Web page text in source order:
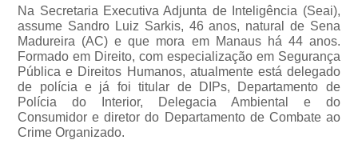
Na Secretaria Executiva Adjunta de Inteligência (Seai),
assume Sandro Luiz Sarkis, 46 anos, natural de Sena
Madureira (AC) e que mora em Manaus há 44 anos.
Formado em Direito, com especialização em Segurança
Pública e Direitos Humanos, atualmente está delegado
de polícia e já foi titular de DIPs, Departamento de
Polícia do Interior, Delegacia Ambiental e do
Consumidor e diretor do Departamento de Combate ao
Crime Organizado.